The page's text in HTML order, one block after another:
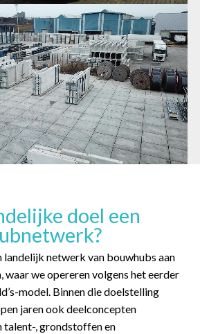
doel een
landelijk netwerk van bouwhubs aan
waar we opereren volgens het eerder
model. Binnen die doelstelling
jaren ook deelconcepten
talent-, grondstoffen en